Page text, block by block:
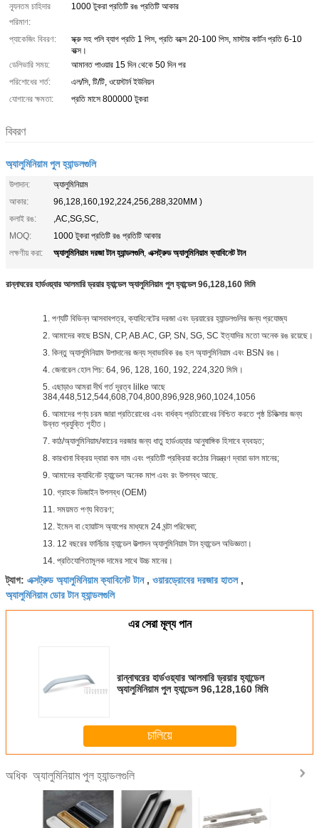
ন্যূনতম চাহিদার
পরিমাণ:
1000 টুকরা প্রতিটি রঙ প্রতিটি আকার
প্যাকেজিং বিবরণ:
স্ক্রু সহ পলি ব্যাগ প্রতি 1 পিস, প্রতি বক্সে 20-100 পিস, মাস্টার কার্টন প্রতি 6-10
বাক্স।
ডেলিভারি সময়:
আমানত পাওয়ার 15 দিন থেকে 50 দিন পর
পরিশোধের শর্ত:
এল/সি, টি/টি, ওয়েস্টার্ন ইউনিয়ন
যোগানের ক্ষমতা:
প্রতি মাসে 800000 টুকরা
বিবরণ
অ্যালুমিনিয়াম পুল হ্যান্ডলগুলি
উপাদান:
অ্যালুমিনিয়াম
আকার:
96,128,160,192,224,256,288,320MM )
কলাই রঙ:
,AC,SG,SC,
MOQ:
1000 টুকরা প্রতিটি রঙ প্রতিটি আকার
লক্ষণীয় করা:
অ্যালুমিনিয়াম দরজা টান হ্যান্ডলগুলি, এক্সট্রুড অ্যালুমিনিয়াম ক্যাবিনেট টান
রান্নাঘরের হার্ডওয়্যার আলমারি ড্রয়ার হ্যান্ডেল অ্যালুমিনিয়াম পুল হ্যান্ডেল 96,128,160 মিমি
1. পণ্যটি বিভিন্ন আসবাবপত্র, ক্যাবিনেটের দরজা এবং ড্রয়ারের হ্যান্ডলগুলির জন্য প্রযোজ্য
2. আমাদের কাছে BSN, CP, AB.AC, GP, SN, SG, SC ইত্যাদির মতো অনেক রঙ রয়েছে।
3. কিন্তু অ্যালুমিনিয়াম উপাদানের জন্য স্বাভাবিক রঙ হল অ্যালুমিনিয়াম এবং BSN রঙ।
4. জেনারেল হোল পিচ: 64, 96, 128, 160, 192, 224,320 মিমি।
5. এছাড়াও আমরা দীর্ঘ গর্ত দূরত্ব lilke আছে
384,448,512,544,608,704,800,896,928,960,1024,1056
6. আমাদের পণ্য চরম জারা প্রতিরোধের এবং বার্ধক্য প্রতিরোধের নিশ্চিত করতে পৃষ্ঠ চিকিত্সার জন্য
উন্নত প্রযুক্তি গৃহীত।
7. কাঠ/অ্যালুমিনিয়াম/কাচের দরজার জন্য ধাতু হার্ডওয়্যার আনুষাঙ্গিক হিসাবে ব্যবহৃত;
8. কারখানা বিক্রয় দ্বারা কম দাম এবং প্রতিটি প্রক্রিয়া কঠোর নিয়ন্ত্রণ দ্বারা ভাল মানের;
9. আমাদের ক্যাবিনেট হ্যান্ডেল অনেক মাপ এবং রং উপলব্ধ আছে.
10. গ্রাহক ডিজাইন উপলব্ধ (OEM)
11. সময়মত পণ্য বিতরণ;
12. ইমেল বা হোয়াটস অ্যাপের মাধ্যমে 24 ঘন্টা পরিষেবা;
13. 12 বছরের ফার্নিচার হ্যান্ডেল উত্পাদন অ্যালুমিনিয়াম টান হ্যান্ডেল অভিজ্ঞতা।
14. প্রতিযোগিতামূলক দামের সাথে উচ্চ মানের।
ট্যাগ: এক্সট্রুড অ্যালুমিনিয়াম ক্যাবিনেট টান, ওয়ারড্রোবের দরজার হাতল,
অ্যালুমিনিয়াম ডোর টান হ্যান্ডলগুলি
এর সেরা মূল্য পান
রান্নাঘরের হার্ডওয়্যার আলমারি ড্রয়ার হ্যান্ডেল
অ্যালুমিনিয়াম পুল হ্যান্ডেল 96,128,160 মিমি
চালিয়ে
অধিক অ্যালুমিনিয়াম পুল হ্যান্ডলগুলি